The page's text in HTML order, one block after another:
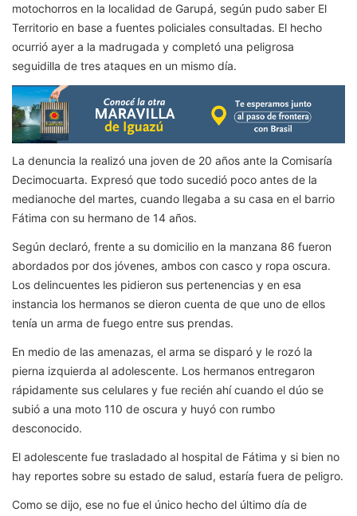
motochorros en la localidad de Garupá, según pudo saber El
Territorio en base a fuentes policiales consultadas. El hecho
ocurrió ayer a la madrugada y completó una peligrosa
seguidilla de tres ataques en un mismo día.
La denuncia la realizó una joven de 20 años ante la Comisaría
Decimocuarta. Expresó que todo sucedió poco antes de la
medianoche del martes, cuando llegaba a su casa en el barrio
Fátima con su hermano de 14 años.
Según declaró, frente a su domicilio en la manzana 86 fueron
abordados por dos jóvenes, ambos con casco y ropa oscura.
Los delincuentes les pidieron sus pertenencias y en esa
instancia los hermanos se dieron cuenta de que uno de ellos
tenía un arma de fuego entre sus prendas.
En medio de las amenazas, el arma se disparó y le rozó la
pierna izquierda al adolescente. Los hermanos entregaron
rápidamente sus celulares y fue recién ahí cuando el dúo se
subió a una moto 110 de oscura y huyó con rumbo
desconocido.
El adolescente fue trasladado al hospital de Fátima y si bien no
hay reportes sobre su estado de salud, estaría fuera de peligro.
Como se dijo, ese no fue el único hecho del último día de